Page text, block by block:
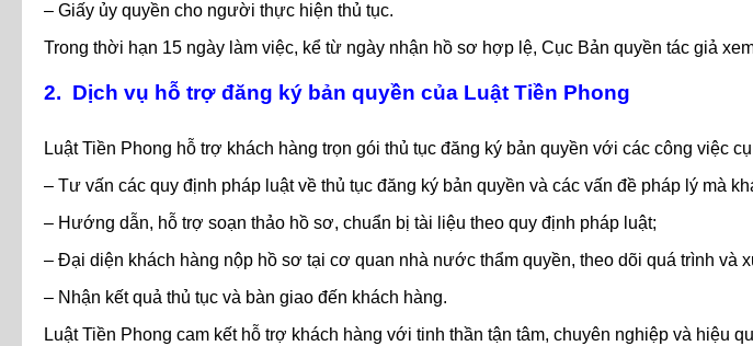
– Giấy ủy quyền cho người thực hiện thủ tục.
Trong thời hạn 15 ngày làm việc, kể từ ngày nhận hồ sơ hợp lệ, Cục Bản quyền tác giả
2. Dịch vụ hỗ trợ đăng ký bản quyền của Luật Tiền Phong
Luật Tiền Phong hỗ trợ khách hàng trọn gói thủ tục đăng ký bản quyền với các công việc
– Tư vấn các quy định pháp luật về thủ tục đăng ký bản quyền và các vấn đề pháp lý mà
– Hướng dẫn, hỗ trợ soạn thảo hồ sơ, chuẩn bị tài liệu theo quy định pháp luật;
– Đại diện khách hàng nộp hồ sơ tại cơ quan nhà nước thẩm quyền, theo dõi quá trình và
– Nhận kết quả thủ tục và bàn giao đến khách hàng.
Luật Tiền Phong cam kết hỗ trợ khách hàng với tinh thần tận tâm, chuyên nghiệp và hiệu